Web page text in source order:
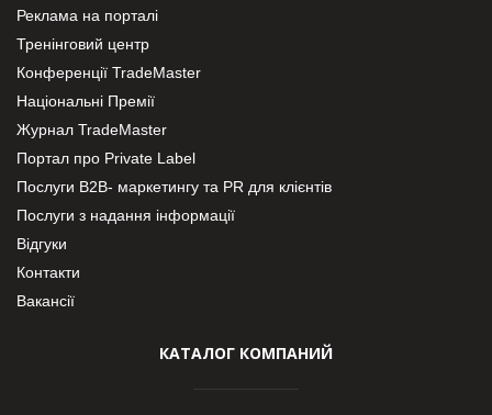
Реклама на порталі
Тренінговий центр
Конференції TradeMaster
Національні Премії
Журнал TradeMaster
Портал про Private Label
Послуги В2В- маркетингу та PR для клієнтів
Послуги з надання інформації
Відгуки
Контакти
Вакансії
КАТАЛОГ КОМПАНИЙ